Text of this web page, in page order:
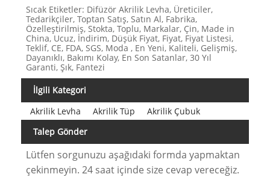
Sıcak Etiketler: Difüzör Akrilik Levha, Üreticiler,
Tedarikçiler, Toptan Satış, Satın Al, Fabrika,
Özelleştirilmiş, Stokta, Toplu, Markalar, Çin, Made in
China, Ucuz, İndirim, Düşük Fiyat, Fiyat, Fiyat Listesi,
Teklif, CE, FDA, SGS, Moda , En Yeni, Kaliteli, Gelişmiş,
Dayanıklı, Bakımı Kolay, En Son Satanlar, 30 Yıl
Garanti, Şık, Fantezi
İlgili Kategori
Akrilik Levha
Akrilik Tüp
Akrilik Çubuk
Talep Gönder
Lütfen sorgunuzu aşağıdaki formda yapmaktan
çekinmeyin. 24 saat içinde size cevap vereceğiz.